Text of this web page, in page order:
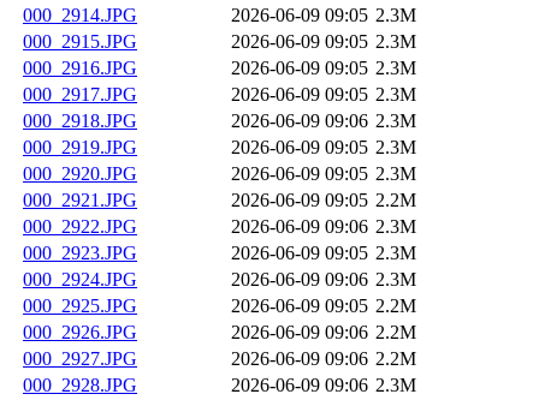
000_2914.JPG
2026-06-09 09:05 2.3M
000_2915.JPG
2026-06-09 09:05 2.3M
000_2916.JPG
2026-06-09 09:05 2.3M
000_2917.JPG
2026-06-09 09:05 2.3M
000_2918.JPG
2026-06-09 09:06 2.3M
000_2919.JPG
2026-06-09 09:05 2.3M
000_2920.JPG
2026-06-09 09:05 2.3M
000_2921.JPG
2026-06-09 09:05 2.2M
000_2922.JPG
2026-06-09 09:06 2.3M
000_2923.JPG
2026-06-09 09:05 2.3M
000_2924.JPG
2026-06-09 09:06 2.3M
000_2925.JPG
2026-06-09 09:05 2.2M
000_2926.JPG
2026-06-09 09:06 2.2M
000_2927.JPG
2026-06-09 09:06 2.2M
000_2928.JPG
2026-06-09 09:06 2.3M